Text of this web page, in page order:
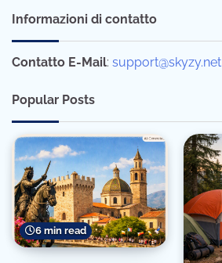
Informazioni di contatto
Contatto E-Mail: support@skyzy.net
Popular Posts
6 min read